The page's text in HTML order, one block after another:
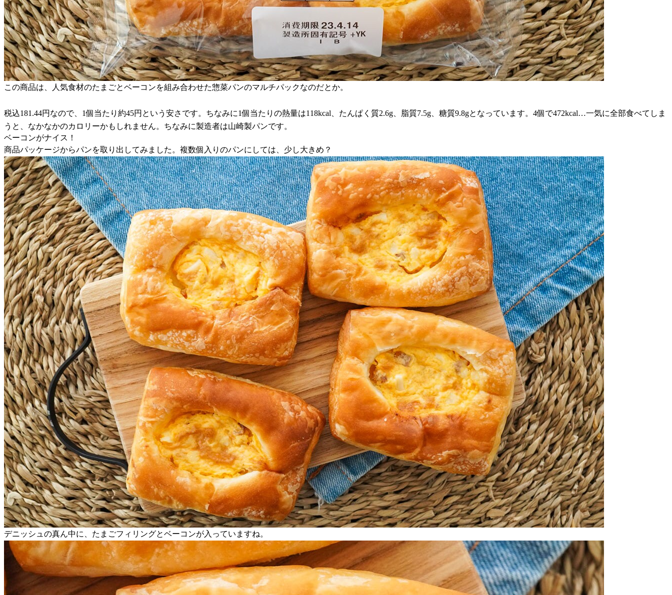
この商品は、人気食材のたまごとベーコンを組み合わせた惣菜パンのマルチパックなのだとか。
税込181.44円なので、1個当たり約45円という安さです。ちなみに1個当たりの熱量は118kcal、たんぱく質2.6g、脂質7.5g、糖質9.8gとなっています。4個で472kcal…一気に全部食べてしま
うと、なかなかのカロリーかもしれません。ちなみに製造者は山崎製パンです。
ベーコンがナイス！
商品パッケージからパンを取り出してみました。複数個入りのパンにしては、少し大きめ？
デニッシュの真ん中に、たまごフィリングとベーコンが入っていますね。